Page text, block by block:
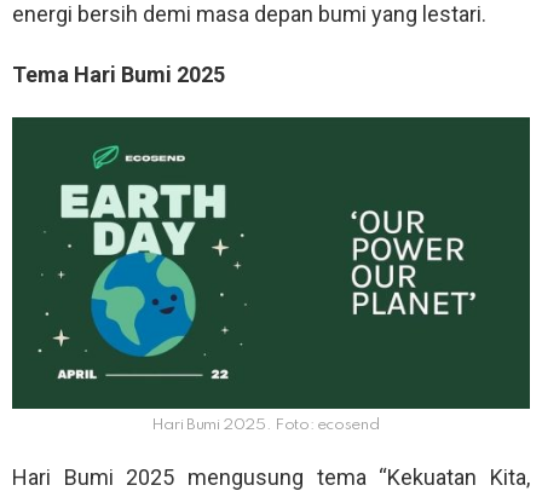
energi bersih demi masa depan bumi yang lestari.
Tema Hari Bumi 2025
Hari Bumi 2025. Foto: ecosend
Hari Bumi 2025 mengusung tema “Kekuatan Kita,